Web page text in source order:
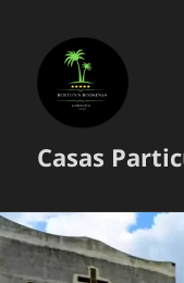
Casas